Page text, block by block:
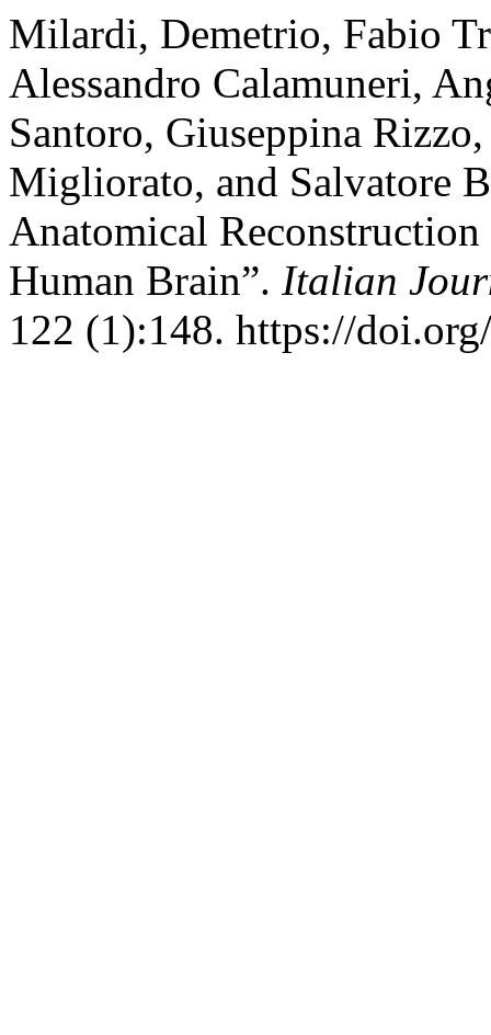
Milardi, Demetrio, Fabio
Alessandro Calamuneri,
Santoro, Giuseppina
Migliorato, and Salvatore
Anatomical
Human Brain”. Italian
122 (1):148. https://